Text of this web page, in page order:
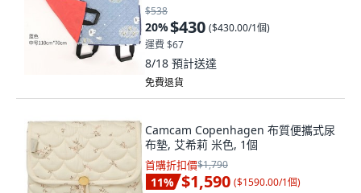
$538
20%$430 ($430.00/1個)
運費 $67
8/18 預計送達
免費退貨
Camcam Copenhagen 布質便攜式尿
布墊, 艾希莉 米色, 1個
首購折扣價$1,790
11% $1,590 ($1590.00/1個)